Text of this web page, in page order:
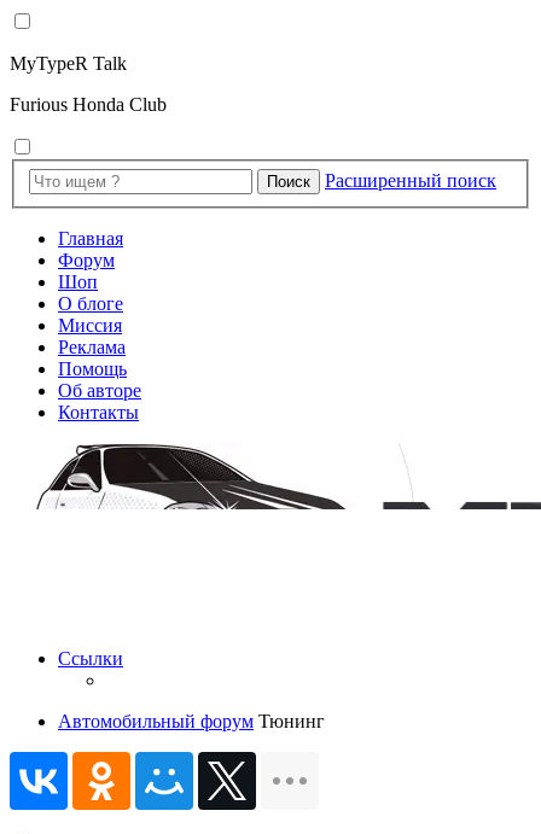
MyTypeR Talk
Furious Honda Club
Поиск Расширенный поиск
Главная
Форум
Шоп
О блоге
Миссия
Реклама
Помощь
Об авторе
Контакты
Ссылки
Автомобильный форум Тюнинг